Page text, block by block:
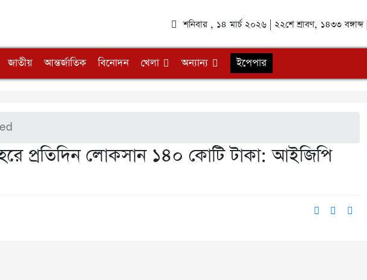
শনিবার , ১৪ মার্চ ২০২৬ | ২২শে শ্রাবণ, ১৪৩৩
জাতীয় আন্তর্জাতিক বিনোদন খেলা অন্যান্য ইপেপার
প্রতিদিন লোকসান ১৪০ কোটি টাকা: আইজিপি